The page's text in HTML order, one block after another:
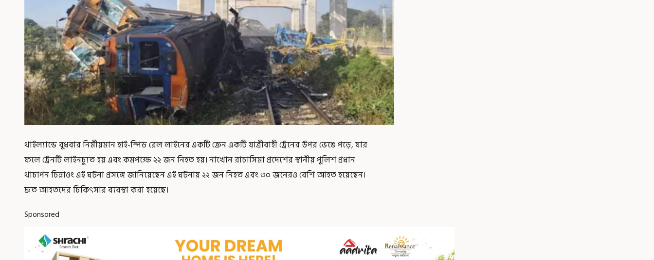
থাইল্যান্ডে বুধবার নির্মীয়মান হাই-স্পিড রেল লাইনের একটি ক্রেন একটি যাত্রীবাহী ট্রেনের উপর ভেঙে পড়ে, যার
ফলে ট্রেনটি লাইনচ্যুত হয় এবং কমপক্ষে ২২ জন নিহত হয়। নাখোন রাচাসিমা প্রদেশের স্থানীয় পুলিশ প্রধান
থাচাপন চিন্নাওং এই ঘটনা প্রসঙ্গে জানিয়েছেন এই ঘটনায় ২২ জন নিহত এবং ৩০ জনেরও বেশি আহত হয়েছেন।
দ্রুত আহতদের চিকিৎসার ব্যবস্থা করা হয়েছে।
Sponsored